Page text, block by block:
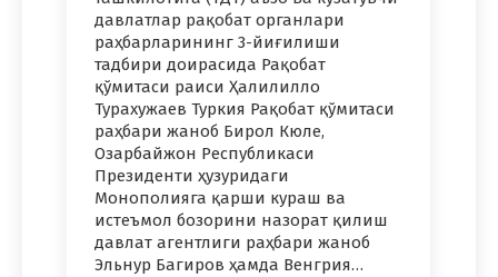
давлатлар рақобат органлари
раҳбарларининг 3-йиғилиши
тадбири доирасида Рақобат
қўмитаси раиси Ҳалилилло
Турахужаев Туркия Рақобат қўмитаси
раҳбари жаноб Бирол Кюле,
Озарбайжон Республикаси
Президенти ҳузуридаги
Монополияга қарши кураш ва
истеъмол бозорини назорат қилиш
давлат агентлиги раҳбари жаноб
Эльнур Багиров ҳамда Венгрия…